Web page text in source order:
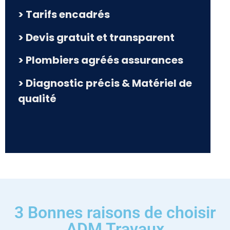
> Tarifs encadrés
> Devis gratuit et transparent
> Plombiers agréés assurances
> Diagnostic précis & Matériel de
qualité
3 Bonnes raisons de choisir